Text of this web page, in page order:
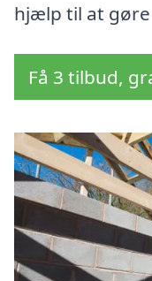
hjælp til at
Få 3 tilbud,